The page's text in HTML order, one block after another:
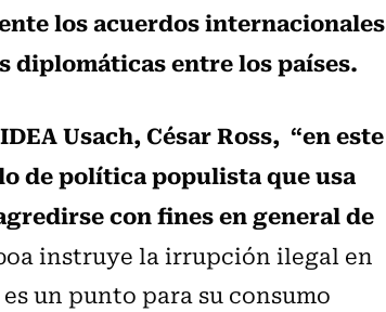
los acuerdos internacionales
diplomáticas entre los países.
Usach, César Ross, “en este
de política populista que usa
con fines en general de
instruye la irrupción ilegal en
un punto para su consumo